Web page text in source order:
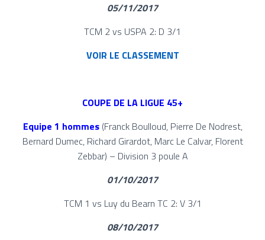
05/11/2017
TCM 2 vs USPA 2: D 3/1
VOIR LE CLASSEMENT
COUPE DE LA LIGUE 45+
Equipe 1 hommes(Franck Boulloud, Pierre De Nodrest,
Bernard Dumec, Richard Girardot, Marc Le Calvar, Florent
Zebbar) – Division 3 poule A
01/10/2017
TCM 1 vs Luy du Bearn TC 2: V 3/1
08/10/2017